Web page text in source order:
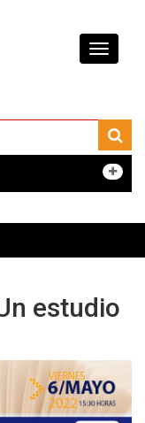
Toggle
estudio